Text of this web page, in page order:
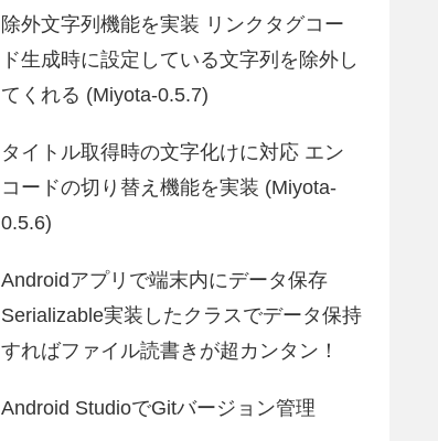
除外文字列機能を実装 リンクタグコー
ド生成時に設定している文字列を除外し
てくれる (Miyota-0.5.7)
タイトル取得時の文字化けに対応 エン
コードの切り替え機能を実装 (Miyota-
0.5.6)
Androidアプリで端末内にデータ保存
Serializable実装したクラスでデータ保持
すればファイル読書きが超カンタン！
Android StudioでGitバージョン管理